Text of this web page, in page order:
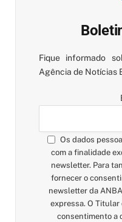
Fique informado
Agência de Notícias
Os dados
com a finalidade
newsletter. Para
fornecer o
newsletter da
expressa. O Titular
consentimento a